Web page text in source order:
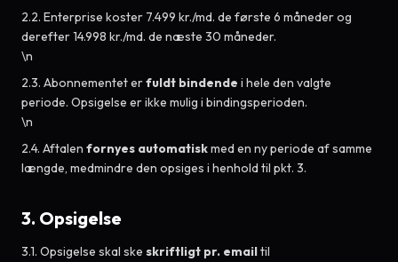
2.2. Enterprise koster 7.499 kr./md. de første 6 måneder og
derefter 14.998 kr./md. de næste 30 måneder.
\n
2.3. Abonnementet erfuldt bindende i hele den valgte
periode. Opsigelse er ikke mulig i bindingsperioden.
\n
2.4. Aftalen fornyes automatiskmed en ny periode af samme
længde, medmindre den opsiges i henhold til pkt. 3.
3. Opsigelse
3.1. Opsigelse skal ske skriftligt pr. emailtil